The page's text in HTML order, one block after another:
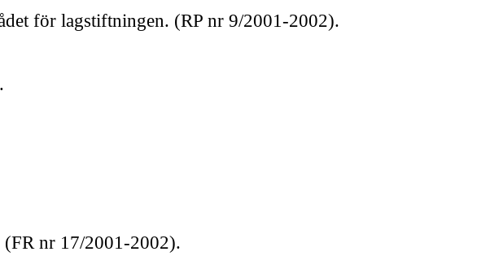
för lagstiftningen. (RP nr 9/2001-2002).
(FR nr 17/2001-2002).